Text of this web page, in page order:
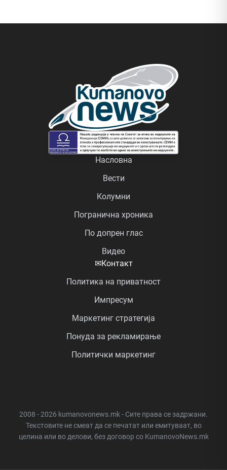
Насловна
Вести
Колумни
Погранична хроника
По допрен глас
Видео
✉Контакт
Политика на приватност
Импресум
Маркетинг стратегија
Понуда за рекламирање
Политички маркетинг
2008 - 2026 kumanovonews.mk - Сите права се задржани.
Текстовите не смеат да се печатат или емитуваат, во
целина или во делови, без договор со KumanovoNews.mk